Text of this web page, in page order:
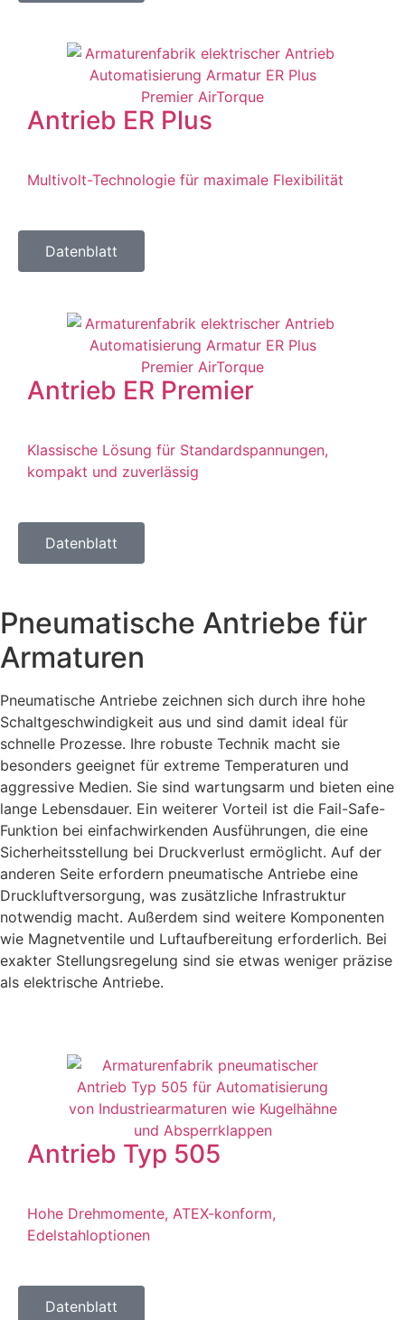
Antrieb ER Plus
Multivolt-Technologie für maximale Flexibilität
Datenblatt
Antrieb ER Premier
Klassische Lösung für Standardspannungen,
kompakt und zuverlässig
Datenblatt
Pneumatische Antriebe für
Armaturen
Pneumatische Antriebe zeichnen sich durch ihre hohe
Schaltgeschwindigkeit aus und sind damit ideal für
schnelle Prozesse. Ihre robuste Technik macht sie
besonders geeignet für extreme Temperaturen und
aggressive Medien. Sie sind wartungsarm und bieten eine
lange Lebensdauer. Ein weiterer Vorteil ist die Fail-Safe-
Funktion bei einfachwirkenden Ausführungen, die eine
Sicherheitsstellung bei Druckverlust ermöglicht. Auf der
anderen Seite erfordern pneumatische Antriebe eine
Druckluftversorgung, was zusätzliche Infrastruktur
notwendig macht. Außerdem sind weitere Komponenten
wie Magnetventile und Luftaufbereitung erforderlich. Bei
exakter Stellungsregelung sind sie etwas weniger präzise
als elektrische Antriebe.
Antrieb Typ 505
Hohe Drehmomente, ATEX-konform,
Edelstahloptionen
Datenblatt